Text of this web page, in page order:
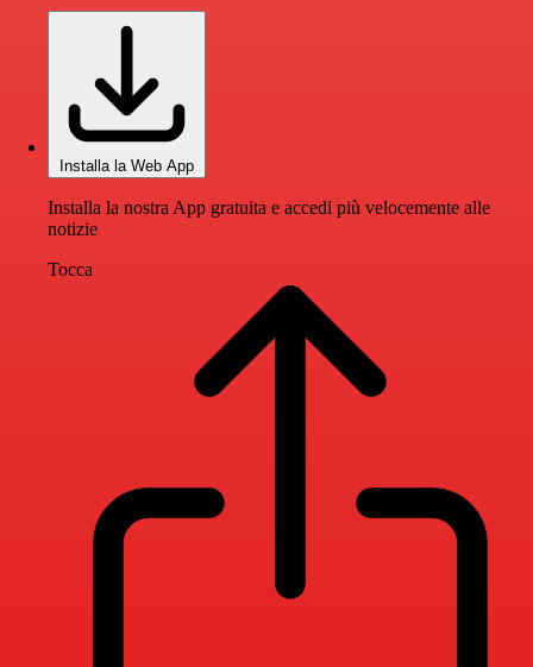
Installa la Web App
Installa la nostra App gratuita e accedi più velocemente alle
notizie
Tocca